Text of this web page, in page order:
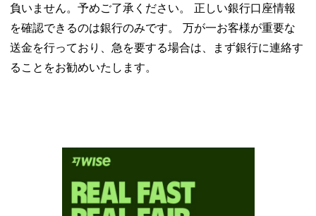
負いません。予めご了承ください。 正しい銀行口座情報
を確認できるのは銀行のみです。 万が一お客様が重要な
送金を行っており、急を要する場合は、まず銀行に連絡す
ることをお勧めいたします。